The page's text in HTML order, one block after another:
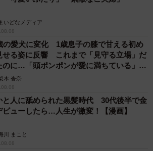
いどなメディア
の愛犬に変化 1歳息子の膝で甘える初め
せる姿に反響 これまで「見守る立場」だ
のに…「頭ポンポンが愛に満ちている」
…」
木 香奈
と人に舐められた黒髪時代 30代後半で金
ビューしたら…人生が激変！【漫画】
川 まこと